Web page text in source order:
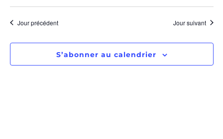
ET
DE
VUES
de
une
date.Jour précédent Jour suivant
S’abonner au calendrier